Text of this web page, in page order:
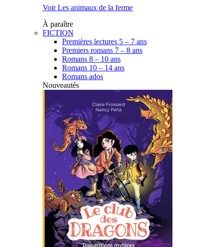
Voir Les animaux de la ferme
À paraître
FICTION
Premières lectures 5 – 7 ans
Premiers romans 7 – 8 ans
Romans 8 – 10 ans
Romans 10 – 14 ans
Romans ados
Nouveautés